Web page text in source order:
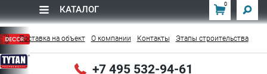
КАТАЛОГ 0
Поставка на объект О компании Контакты Этапы строительства
+7 495 532-94-61